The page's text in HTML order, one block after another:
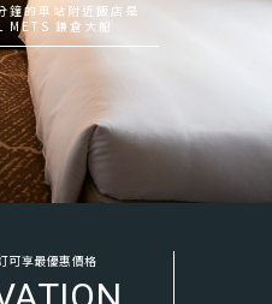
鐘的車站附近飯店是
METS 鎌倉大船
可享最優惠價格